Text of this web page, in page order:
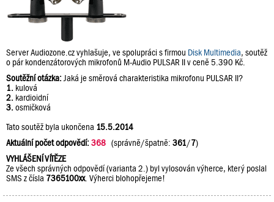
Server Audiozone.cz vyhlašuje, ve spolupráci s firmou Disk Multimedia, soutěž
o pár kondenzátorových mikrofonů M-Audio PULSAR II v ceně 5.390 Kč.
Soutěžní otázka: Jaká je směrová charakteristika mikrofonu PULSAR II?
1. kulová
2. kardioidní
3. osmičková
Tato soutěž byla ukončena 15.5.2014
Aktuální počet odpovědí:368 (správně/špatně: 361/7)
VYHLÁŠENÍ VÍTĚZE
Ze všech správných odpovědí (varianta 2.) byl vylosován výherce, který poslal
SMS z čísla 7365100xx. Výherci blohopřejeme!